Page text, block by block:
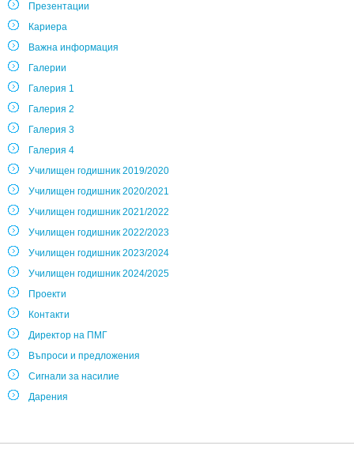
Презентации
Кариера
Важна информация
Галерии
Галерия 1
Галерия 2
Галерия 3
Галерия 4
Училищен годишник 2019/2020
Училищен годишник 2020/2021
Училищен годишник 2021/2022
Училищен годишник 2022/2023
Училищен годишник 2023/2024
Училищен годишник 2024/2025
Проекти
Контакти
Директор на ПМГ
Въпроси и предложения
Сигнали за насилие
Дарения